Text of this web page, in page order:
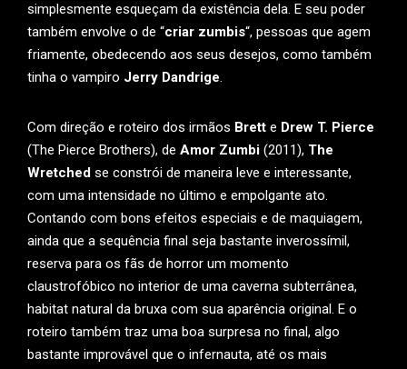
simplesmente esqueçam da existência dela. E seu poder
também envolve o de “criar zumbis“, pessoas que agem
friamente, obedecendo aos seus desejos, como também
tinha o vampiro Jerry Dandrige.
Com direção e roteiro dos irmãos Brett e Drew T. Pierce
(The Pierce Brothers), de Amor Zumbi (2011), The
Wretched se constrói de maneira leve e interessante,
com uma intensidade no último e empolgante ato.
Contando com bons efeitos especiais e de maquiagem,
ainda que a sequência final seja bastante inverossímil,
reserva para os fãs de horror um momento
claustrofóbico no interior de uma caverna subterrânea,
habitat natural da bruxa com sua aparência original. E o
roteiro também traz uma boa surpresa no final, algo
bastante improvável que o infernauta, até os mais